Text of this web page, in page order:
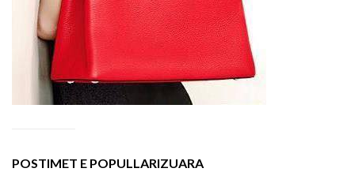
POSTIMET E POPULLARIZUARA